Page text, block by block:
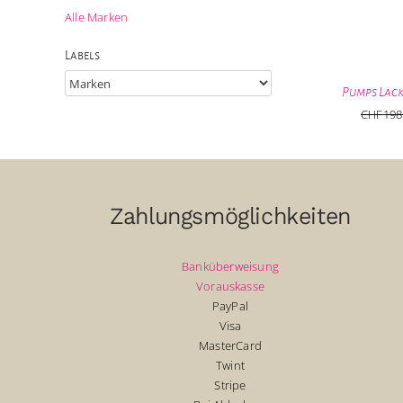
Pumps
CHF
Alle Marken
Labels
Zahlungsmöglichkeiten
Banküberweisung
Vorauskasse
PayPal
Visa
MasterCard
Twint
Stripe